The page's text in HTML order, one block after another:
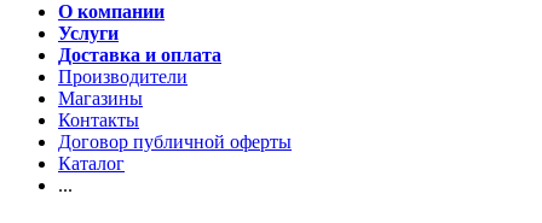
О компании
Услуги
Доставка и оплата
Производители
Магазины
Контакты
Договор публичной оферты
Каталог
...